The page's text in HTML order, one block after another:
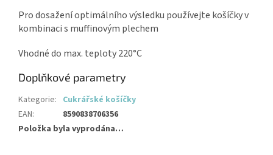
Pro dosažení optimálního výsledku používejte košíčky v
kombinaci s muffinovým plechem
Vhodné do max. teploty 220°C
Doplňkové parametry
Kategorie: Cukrářské košíčky
EAN:
8590838706356
Položka byla vyprodána…